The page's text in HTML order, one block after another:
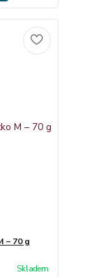
– 70 g
Skladem